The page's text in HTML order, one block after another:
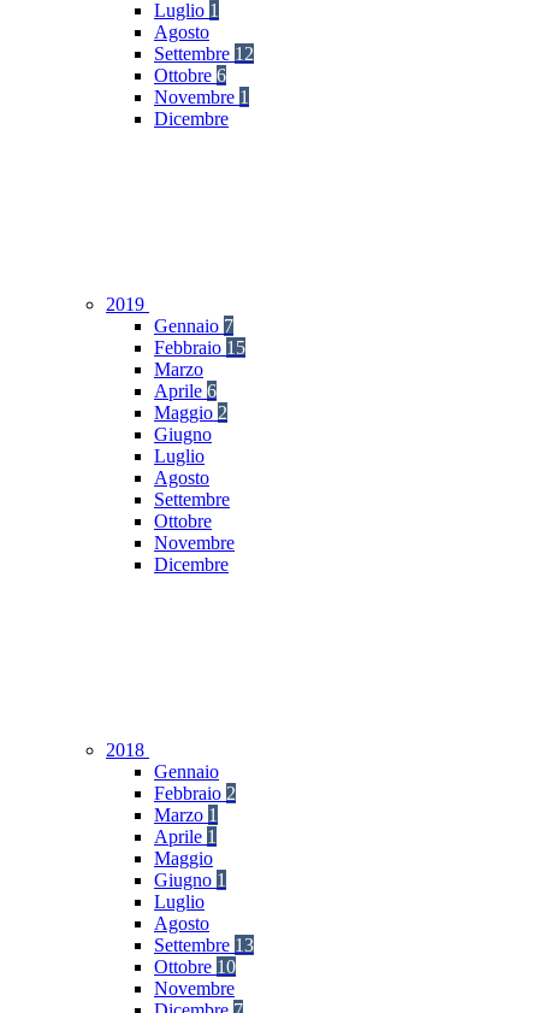
Luglio 1
Agosto
Settembre 12
Ottobre 6
Novembre 1
Dicembre
2019
Gennaio 7
Febbraio 15
Marzo
Aprile 6
Maggio 2
Giugno
Luglio
Agosto
Settembre
Ottobre
Novembre
Dicembre
2018
Gennaio
Febbraio 2
Marzo 1
Aprile 1
Maggio
Giugno 1
Luglio
Agosto
Settembre 13
Ottobre 10
Novembre